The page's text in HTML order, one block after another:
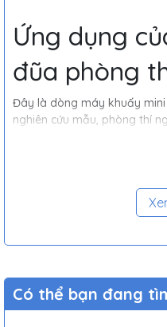
Ứng dụng
đũa phòng
Đây là dòng máy khuấy
nghiên cứu mẫu, phòng thí
Công nghiệp sơn, mực in,
Dược phẩm: pha trộn các
Thực phẩm và đồ uống
Nghiên cứu khoa học…
Có thể bạn đang